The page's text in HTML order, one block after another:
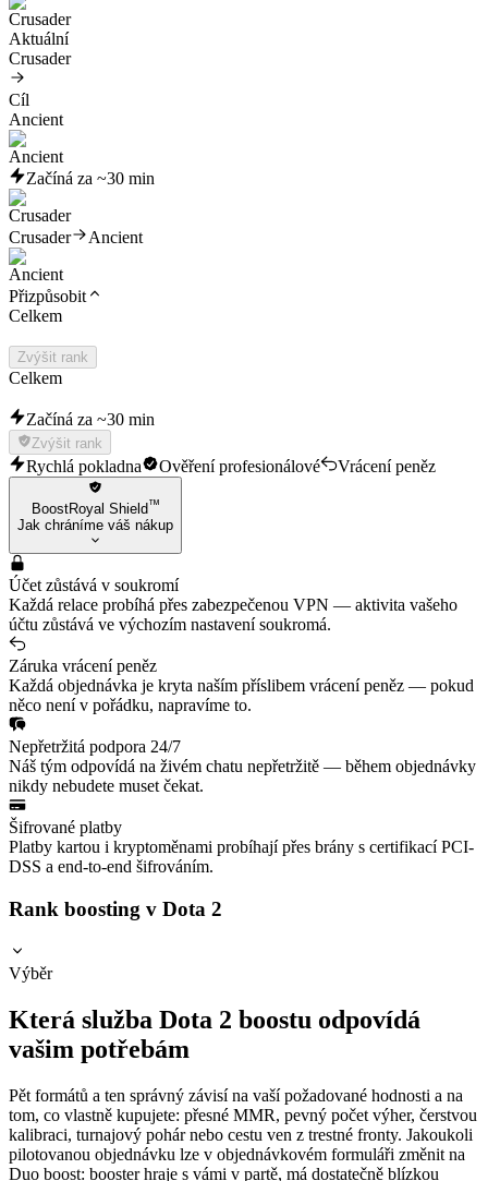
Aktuální
Crusader
Cíl
Ancient
Začíná za ~30 min
Crusader Ancient
Přizpůsobit
Celkem
Zvýšit rank
Celkem
Začíná za ~30 min
Zvýšit rank
Rychlá pokladna Ověření profesionálové Vrácení peněz
BoostRoyal Shield™
Jak chráníme váš nákup
Účet zůstává v soukromí
Každá relace probíhá přes zabezpečenou VPN — aktivita vašeho
účtu zůstává ve výchozím nastavení soukromá.
Záruka vrácení peněz
Každá objednávka je kryta naším příslibem vrácení peněz — pokud
něco není v pořádku, napravíme to.
Nepřetržitá podpora 24/7
Náš tým odpovídá na živém chatu nepřetržitě — během objednávky
nikdy nebudete muset čekat.
Šifrované platby
Platby kartou i kryptoměnami probíhají přes brány s certifikací PCI-
DSS a end-to-end šifrováním.
Rank boosting v Dota 2
Výběr
Která služba Dota 2 boostu odpovídá
vašim potřebám
Pět formátů a ten správný závisí na vaší požadované hodnosti a na
tom, co vlastně kupujete: přesné MMR, pevný počet výher, čerstvou
kalibraci, turnajový pohár nebo cestu ven z trestné fronty. Jakoukoli
pilotovanou objednávku lze v objednávkovém formuláři změnit na
Duo boost: booster hraje s vámi v partě, má dostatečně blízkou